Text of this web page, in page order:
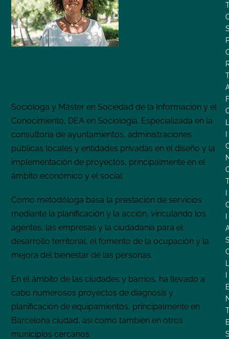
Socióloga y Máster en Sociedad de la Información y el
Conocimiento, DEA en Sociología. Especializada en la
consultoría de ayuntamientos, administraciones
públicas locales y entidades privadas en el diseño y la
implementación de proyectos, principalmente en el
ámbito económico y el social.
Como metodóloga basa la prestación de servicios
mediante la planificación y la acción, vinculando los
agentes, las empresas y la ciudadanía para el
desarrollo territorial, el fomento de la ocupación y la
mejora del bienestar de las personas.
En el ámbito de las ciudades y barrios, ha llevado a
cabo numerosos proyectos de diagnosis y
planificación de equipamientos, principalmente en
Barcelona ciudad, así como también en otros
municipios cercanos.
F
L
L